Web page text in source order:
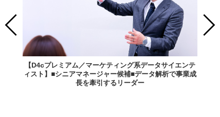
【D4cプレミアム／マーケティング系データサイエンテ
ィスト】■シニアマネージャー候補■データ解析で事業成
長を牽引するリーダー